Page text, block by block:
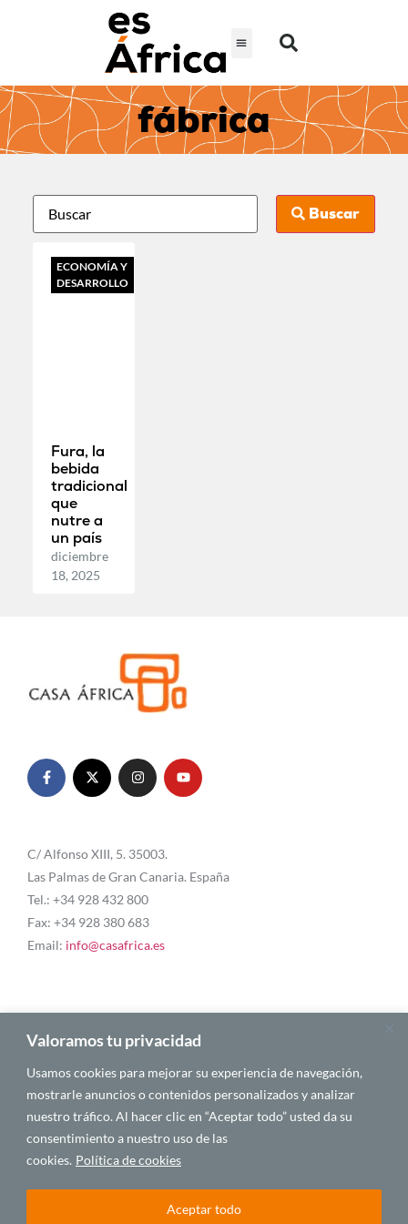
Valoramos tu privacidad
Usamos cookies para mejorar su experiencia de navegación,
mostrarle anuncios o contenidos personalizados y analizar
nuestro tráfico. Al hacer clic en “Aceptar todo” usted da su
consentimiento a nuestro uso de las
cookies. Política de cookies
Aceptar todo
fábrica
Buscar
ECONOMÍA Y
DESARROLLO
Fura, la
bebida
tradicional
que
nutre a
un país
diciembre
18, 2025
C/ Alfonso XIII, 5. 35003.
Las Palmas de Gran Canaria. España
Tel.: +34 928 432 800
Fax: +34 928 380 683
Email: info@casafrica.es
Blog
Quiénes somos
Autores
Español